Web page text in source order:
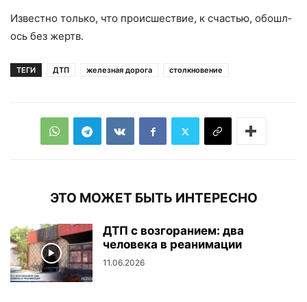
Известно то­лько, что происшеств­ие, к счастью, обошл­
ось без жертв.
ТЕГИ ДТП железная дорога столкновение
ЭТО МОЖЕТ БЫТЬ ИНТЕРЕСНО
ДТП с возгоранием: два
человека в реанимации
11.06.2026